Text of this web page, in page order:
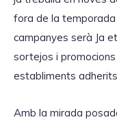
i
o
d
fora de la
campanyes serà Ja
sortejos i
establiments
Amb la mirada